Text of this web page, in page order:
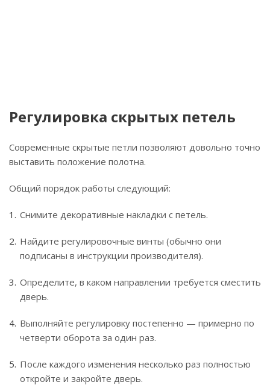
Регулировка скрытых петель
Современные скрытые петли позволяют довольно точно
выставить положение полотна.
Общий порядок работы следующий:
Снимите декоративные накладки с петель.
Найдите регулировочные винты (обычно они
подписаны в инструкции производителя).
Определите, в каком направлении требуется сместить
дверь.
Выполняйте регулировку постепенно — примерно по
четверти оборота за один раз.
После каждого изменения несколько раз полностью
откройте и закройте дверь.